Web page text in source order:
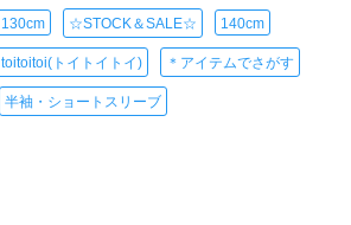
130cm ☆STOCK＆SALE☆ 140cm
toitoitoi(トイトイトイ) ＊アイテムでさがす
半袖・ショートスリーブ